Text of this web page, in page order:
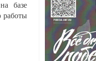
базе
работы